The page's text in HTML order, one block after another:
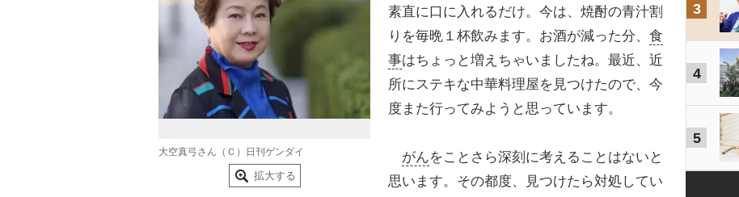
大空真弓さん（Ｃ）日刊ゲンダイ
拡大する
素直に口に入れるだけ。今は、焼酎の青汁割
りを毎晩１杯飲みます。お酒が減った分、 食
事はちょっと増えちゃいましたね。最近、近
所にステキな中華料理屋を見つけたので、今
度また行ってみようと思っています。
がんをことさら深刻に考えることはないと
思います。その都度、見つけたら対処してい
3
4
5